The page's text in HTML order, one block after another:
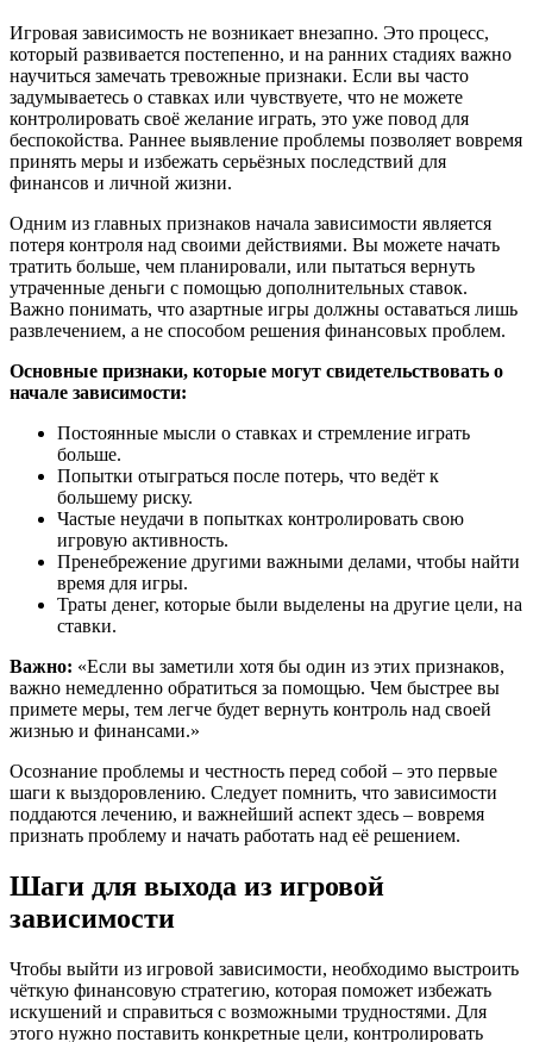
Игровая зависимость не возникает внезапно. Это процесс,
который развивается постепенно, и на ранних стадиях важно
научиться замечать тревожные признаки. Если вы часто
задумываетесь о ставках или чувствуете, что не можете
контролировать своё желание играть, это уже повод для
беспокойства. Раннее выявление проблемы позволяет вовремя
принять меры и избежать серьёзных последствий для
финансов и личной жизни.
Одним из главных признаков начала зависимости является
потеря контроля над своими действиями. Вы можете начать
тратить больше, чем планировали, или пытаться вернуть
утраченные деньги с помощью дополнительных ставок.
Важно понимать, что азартные игры должны оставаться лишь
развлечением, а не способом решения финансовых проблем.
Основные признаки, которые могут свидетельствовать о
начале зависимости:
Постоянные мысли о ставках и стремление играть
больше.
Попытки отыграться после потерь, что ведёт к
большему риску.
Частые неудачи в попытках контролировать свою
игровую активность.
Пренебрежение другими важными делами, чтобы найти
время для игры.
Траты денег, которые были выделены на другие цели, на
ставки.
Важно: «Если вы заметили хотя бы один из этих признаков,
важно немедленно обратиться за помощью. Чем быстрее вы
примете меры, тем легче будет вернуть контроль над своей
жизнью и финансами.»
Осознание проблемы и честность перед собой – это первые
шаги к выздоровлению. Следует помнить, что зависимости
поддаются лечению, и важнейший аспект здесь – вовремя
признать проблему и начать работать над её решением.
Шаги для выхода из игровой
зависимости
Чтобы выйти из игровой зависимости, необходимо выстроить
чёткую финансовую стратегию, которая поможет избежать
искушений и справиться с возможными трудностями. Для
этого нужно поставить конкретные цели, контролировать